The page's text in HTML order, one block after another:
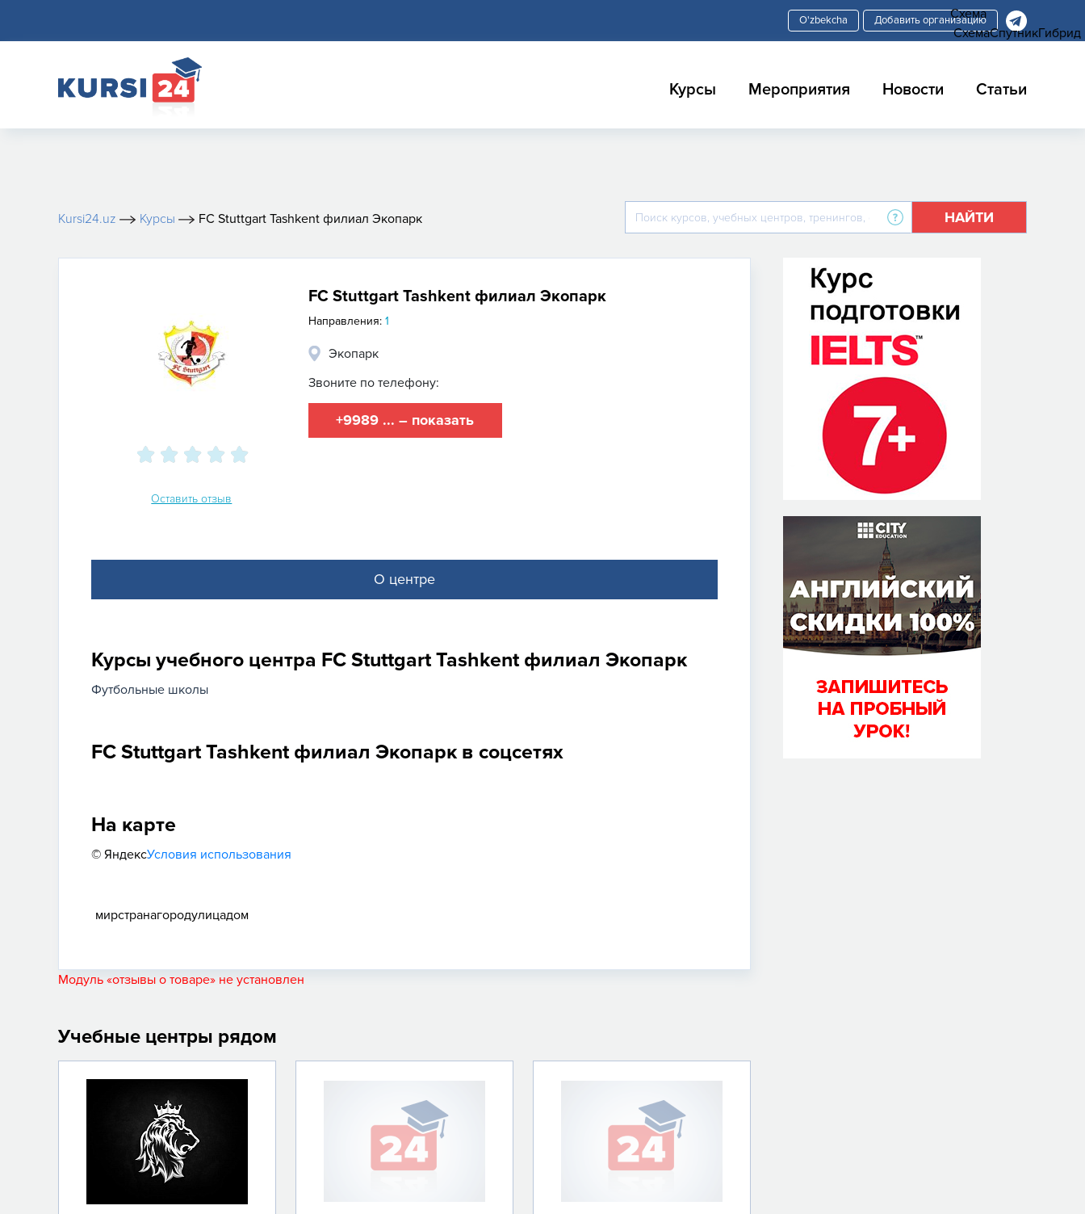
Добавить организацию
Курсы Мероприятия Новости Статьи
Kursi24.uz Курсы FC Stuttgart Tashkent филиал Экопарк НАЙТИ
Оставить отзыв
FC Stuttgart Tashkent филиал Экопарк
Направления: 1
Экопарк
Звоните по телефону:
+9989 ... – показать
О центре
Курсы учебного центра FC Stuttgart Tashkent филиал Экопарк
Футбольные школы
FC Stuttgart Tashkent филиал Экопарк в соцсетях
На карте
© ЯндексУсловия использования
Схема
СхемаСпутникГибрид
мирстранагородулицадом
Модуль «отзывы о товаре» не установлен
Учебные центры рядом